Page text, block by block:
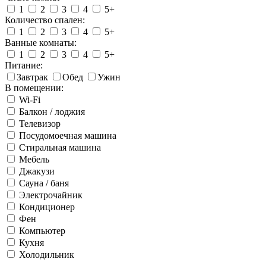
1
2 3 4
5+
Количество спален:
1
2 3 4
5+
Ванные комнаты:
1
2 3 4
5+
Питание:
Завтрак
Обед
Ужин
В помещении:
Wi-Fi
Балкон / лоджия
Телевизор
Посудомоечная машина
Стиральная машина
Мебель
Джакузи
Сауна / баня
Электрочайник
Кондиционер
Фен
Компьютер
Кухня
Холодильник